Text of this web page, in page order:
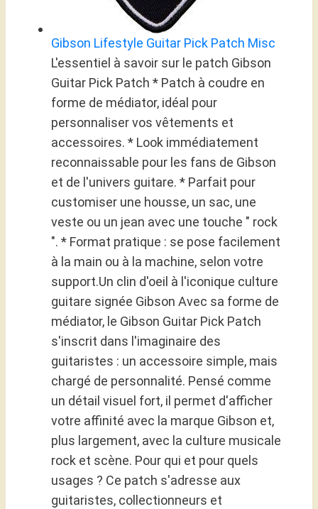
Gibson Lifestyle Guitar Pick Patch Misc
L'essentiel à savoir sur le patch Gibson
Guitar Pick Patch * Patch à coudre en
forme de médiator, idéal pour
personnaliser vos vêtements et
accessoires. * Look immédiatement
reconnaissable pour les fans de Gibson
et de l'univers guitare. * Parfait pour
customiser une housse, un sac, une
veste ou un jean avec une touche " rock
". * Format pratique : se pose facilement
à la main ou à la machine, selon votre
support.Un clin d'oeil à l'iconique culture
guitare signée Gibson Avec sa forme de
médiator, le Gibson Guitar Pick Patch
s'inscrit dans l'imaginaire des
guitaristes : un accessoire simple, mais
chargé de personnalité. Pensé comme
un détail visuel fort, il permet d'afficher
votre affinité avec la marque Gibson et,
plus largement, avec la culture musicale
rock et scène. Pour qui et pour quels
usages ? Ce patch s'adresse aux
guitaristes, collectionneurs et